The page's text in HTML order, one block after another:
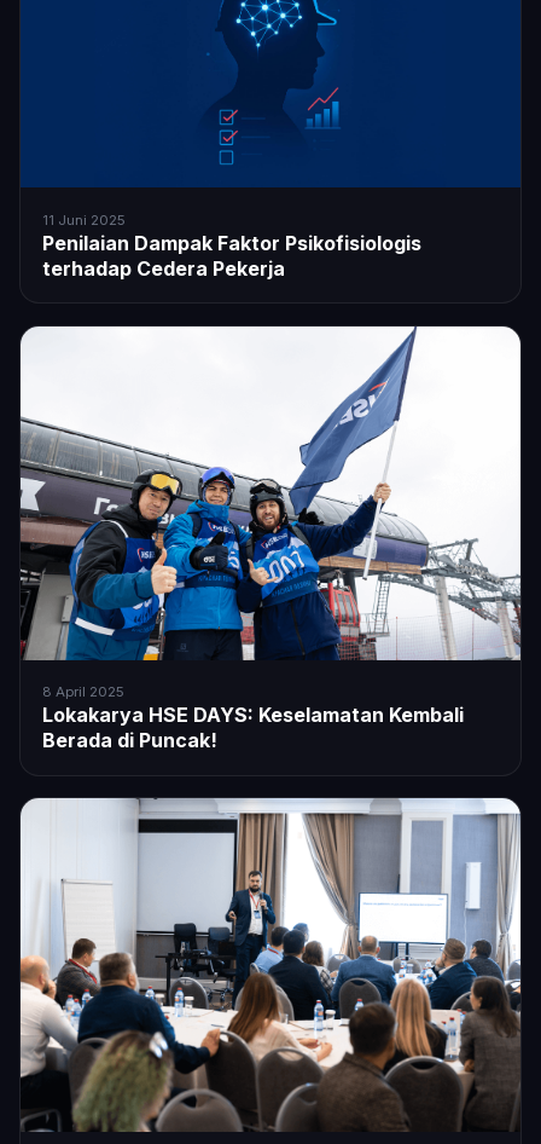
11 Juni 2025
Penilaian Dampak Faktor Psikofisiologis
terhadap Cedera Pekerja
8 April 2025
Lokakarya HSE DAYS: Keselamatan Kembali
Berada di Puncak!